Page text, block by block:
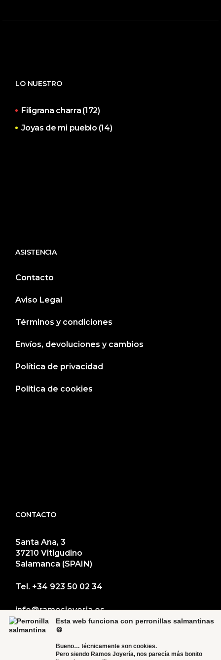
LO NUESTRO
Filigrana charra (172)
Joyas de mi pueblo (14)
ASISTENCIA
Contacto
Aviso Legal
Términos y condiciones
Envíos, devoluciones y cambios
Política de privacidad
Política de cookies
CONTACTO
Santa Ana, 3
37210 Vitigudino
Salamanca (SPAIN)
Tel. +34 923 50 02 34
info@ramosjoyeria.es
Esta web funciona con perronillas salmantinas
🍪
Bueno… técnicamente son cookies.
Pero siendo Ramos Joyería, nos parecía más bonito